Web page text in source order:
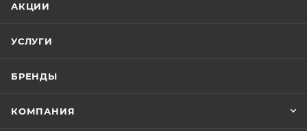
АКЦИИ
УСЛУГИ
БРЕНДЫ
КОМПАНИЯ